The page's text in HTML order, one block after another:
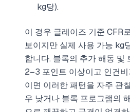
kg당).
이 경우 글레이즈 기준 CFR
보이지만 실제 사용 가능 kg
합니다. 블록의 추가 해동 및
2–3 포인트 이상이고 인건
이면 이러한 패턴을 자주 관
우 낮거나 블록 프로그램의